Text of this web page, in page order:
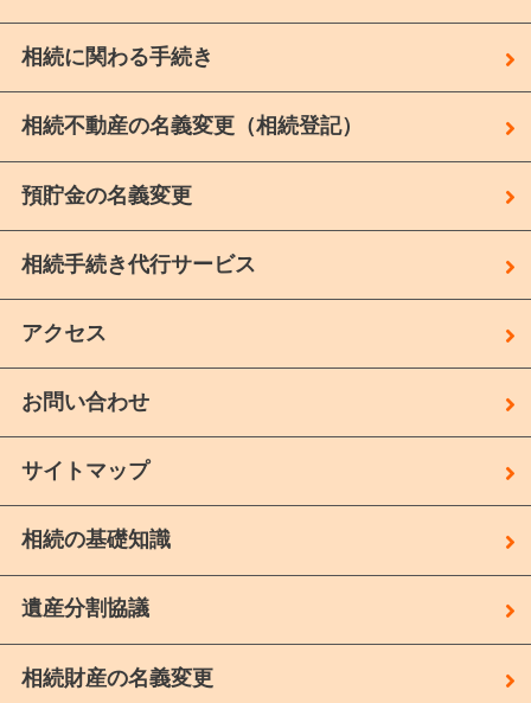
相続に関わる手続き
相続不動産の名義変更（相続登記）
預貯金の名義変更
相続手続き代行サービス
アクセス
お問い合わせ
サイトマップ
相続の基礎知識
遺産分割協議
相続財産の名義変更